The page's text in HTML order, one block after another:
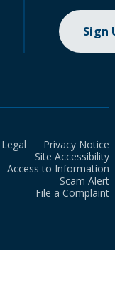
Sign
Legal
Privacy Notice
Site Accessibility
Access to Information
Scam Alert
File a Complaint